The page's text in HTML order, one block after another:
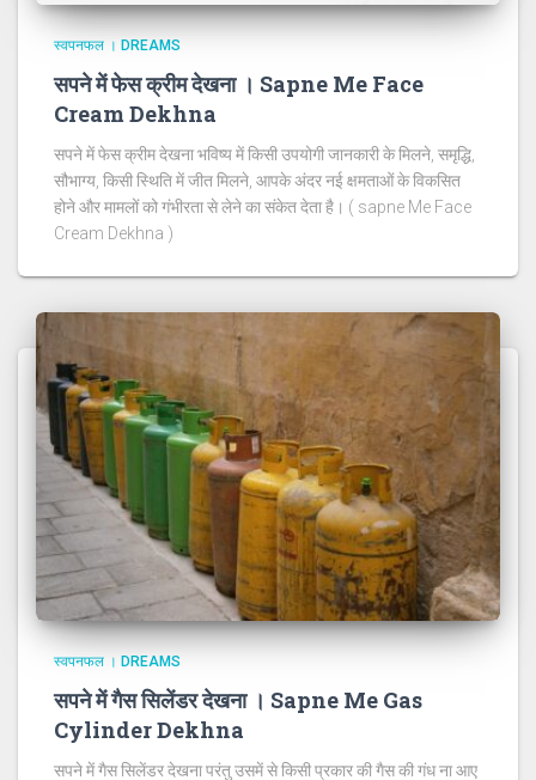
स्वपनफल । DREAMS
सपने में फेस क्रीम देखना । Sapne Me Face
Cream Dekhna
सपने में फेस क्रीम देखना भविष्य में किसी उपयोगी जानकारी के मिलने, समृद्धि,
सौभाग्य, किसी स्थिति में जीत मिलने, आपके अंदर नई क्षमताओं के विकसित
होने और मामलों को गंभीरता से लेने का संकेत देता है। ( sapne Me Face
Cream Dekhna )
स्वपनफल । DREAMS
सपने में गैस सिलेंडर देखना । Sapne Me Gas
Cylinder Dekhna
सपने में गैस सिलेंडर देखना परंतु उसमें से किसी प्रकार की गैस की गंध ना आए